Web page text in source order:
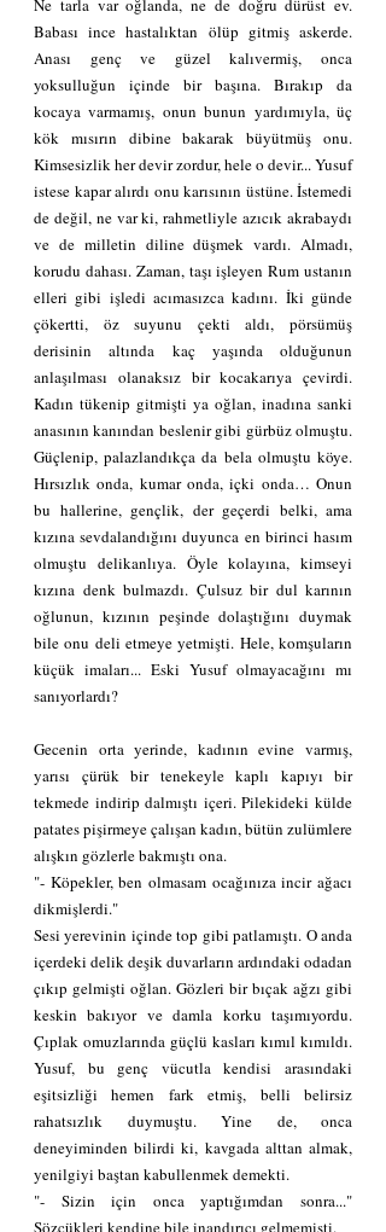
Ne tarla var oğlanda, ne de doğru dürüst ev.
Babası ince hastalıktan ölüp gitmiş askerde.
Anası genç ve güzel kalıvermiş, onca
yoksulluğun içinde bir başına. Bırakıp da
kocaya varmamış, onun bunun yardımıyla, üç
kök mısırın dibine bakarak büyütmüş onu.
Kimsesizlik her devir zordur, hele o devir... Yusuf
istese kapar alırdı onu karısının üstüne. İstemedi
de değil, ne var ki, rahmetliyle azıcık akrabaydı
ve de milletin diline düşmek vardı. Almadı,
korudu dahası. Zaman, taşı işleyen Rum ustanın
elleri gibi işledi acımasızca kadını. İki günde
çökertti, öz suyunu çekti aldı, pörsümüş
derisinin altında kaç yaşında olduğunun
anlaşılması olanaksız bir kocakarıya çevirdi.
Kadın tükenip gitmişti ya oğlan, inadına sanki
anasının kanından beslenir gibi gürbüz olmuştu.
Güçlenip, palazlandıkça da bela olmuştu köye.
Hırsızlık onda, kumar onda, içki onda… Onun
bu hallerine, gençlik, der geçerdi belki, ama
kızına sevdalandığını duyunca en birinci hasım
olmuştu delikanlıya. Öyle kolayına, kimseyi
kızına denk bulmazdı. Çulsuz bir dul karının
oğlunun, kızının peşinde dolaştığını duymak
bile onu deli etmeye yetmişti. Hele, komşuların
küçük imaları... Eski Yusuf olmayacağını mı
sanıyorlardı?
Gecenin orta yerinde, kadının evine varmış,
yarısı çürük bir tenekeyle kaplı kapıyı bir
tekmede indirip dalmıştı içeri. Pilekideki külde
patates pişirmeye çalışan kadın, bütün zulümlere
alışkın gözlerle bakmıştı ona.
"- Köpekler, ben olmasam ocağınıza incir ağacı
dikmişlerdi."
Sesi yerevinin içinde top gibi patlamıştı. O anda
içerdeki delik deşik duvarların ardındaki odadan
çıkıp gelmişti oğlan. Gözleri bir bıçak ağzı gibi
keskin bakıyor ve damla korku taşımıyordu.
Çıplak omuzlarında güçlü kasları kımıl kımıldı.
Yusuf, bu genç vücutla kendisi arasındaki
eşitsizliği hemen fark etmiş, belli belirsiz
rahatsızlık duymuştu. Yine de, onca
deneyiminden bilirdi ki, kavgada alttan almak,
yenilgiyi baştan kabullenmek demekti.
"- Sizin için onca yaptığımdan sonra..."
Sözcükleri kendine bile inandırıcı gelmemişti.